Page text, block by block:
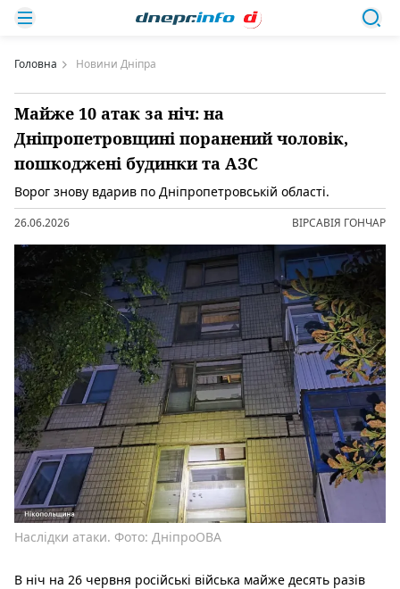
Головна Новини Дніпра
Майже 10 атак за ніч: на
Дніпропетровщині поранений чоловік,
пошкоджені будинки та АЗС
Ворог знову вдарив по Дніпропетровській області.
26.06.2026 ВІРСАВІЯ ГОНЧАР
Наслідки атаки. Фото: ДніпроОВА
В ніч на 26 червня російські війська майже десять разів